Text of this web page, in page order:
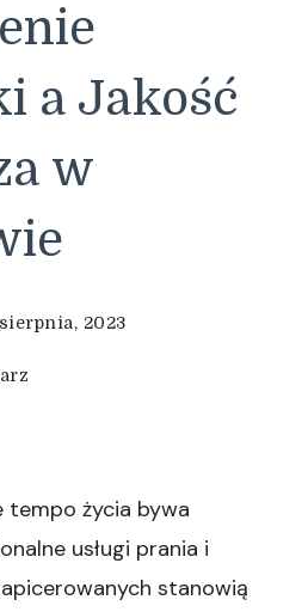
a Jakość
w
2023
Profesjonalne
Czyszczenie
Tapicerki
a
Jakość
tempo życia bywa
usługi prania i
stanowią